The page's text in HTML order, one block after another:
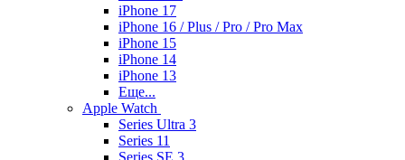
iPhone 17
iPhone 16 / Plus / Pro / Pro Max
iPhone 15
iPhone 14
iPhone 13
Еще...
Apple Watch
Series Ultra 3
Series 11